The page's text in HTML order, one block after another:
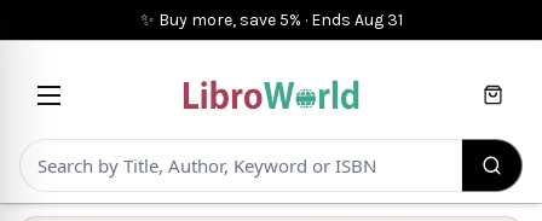
✨ Buy more, save 5% · Ends Aug 31
Cart